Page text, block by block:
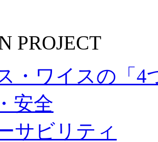
PROJECT
・ワイスの「4
安全
サビリティ